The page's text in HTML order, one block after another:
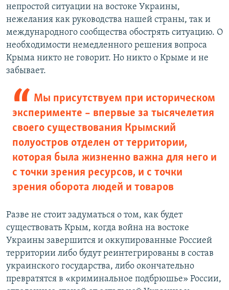
непростой ситуации на востоке Украины,
нежелания как руководства нашей страны, так и
международного сообщества обострять ситуацию. О
необходимости немедленного решения вопроса
Крыма никто не говорит. Но никто о Крыме и не
забывает.
Мы присутствуем при историческом
эксперименте – впервые за тысячелетия
своего существования Крымский
полуостров отделен от территории,
которая была жизненно важна для него и
с точки зрения ресурсов, и с точки
зрения оборота людей и товаров
Разве не стоит задуматься о том, как будет
существовать Крым, когда война на востоке
Украины завершится и оккупированные Россией
территории либо будут реинтегрированы в состав
украинского государства, либо окончательно
превратятся в «криминальное подбрюшье» России,